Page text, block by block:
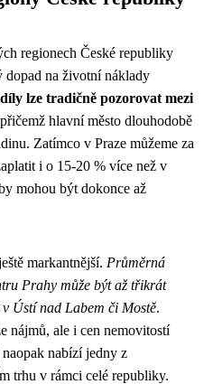
regionech České republiky
dopad na životní náklady
lze tradičně pozorovat mezi
hlavní město dlouhodobě
Zatímco v Praze můžeme za
i o 15-20 % více než v
mohou být dokonce až
markantnější. Průměrná
Prahy může být až třikrát
v Ústí nad Labem či Mostě.
nájmů, ale i cen nemovitostí
nabízí jedny z
trhu v rámci celé republiky.